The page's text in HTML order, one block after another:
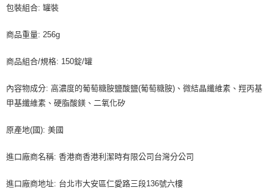
包裝組合: 罐裝
商品重量: 256g
商品組合/規格: 150錠/罐
內容物成分: 高濃度的葡萄糖胺鹽酸鹽(葡萄糖胺)、微結晶纖維素、羥丙基
甲基纖維素、硬脂酸鎂、二氧化矽
原產地(國): 美國
進口廠商名稱: 香港商香港利潔時有限公司台灣分公司
進口廠商地址: 台北市大安區仁愛路三段136號六樓